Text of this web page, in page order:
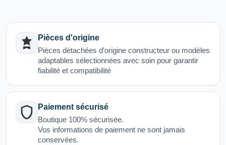
Pièces d'origine
Pièces détachées d’origine constructeur ou modèles
adaptables sélectionnées avec soin pour garantir
fiabilité et compatibilité
Paiement sécurisé
Boutique 100% sécurisée.
Vos informations de paiement ne sont jamais
conservées.